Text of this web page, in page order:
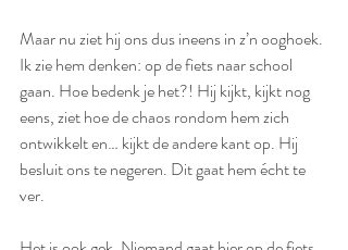
Maar nu ziet hij ons dus ineens in z’n ooghoek.
Ik zie hem denken: op de fiets naar school
gaan. Hoe bedenk je het?! Hij kijkt, kijkt nog
eens, ziet hoe de chaos rondom hem zich
ontwikkelt en… kijkt de andere kant op. Hij
besluit ons te negeren. Dit gaat hem écht te
ver.